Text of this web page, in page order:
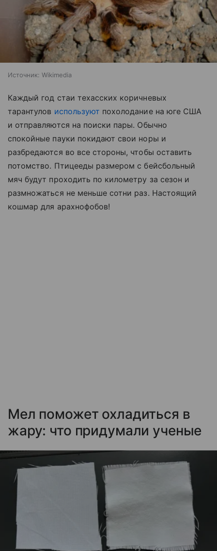
Источник: Wikimedia
Каждый год стаи техасских коричневых
тарантулов используют похолодание на юге США
и отправляются на поиски пары. Обычно
спокойные пауки покидают свои норы и
разбредаются во все стороны, чтобы оставить
потомство. Птицееды размером с бейсбольный
мяч будут проходить по километру за сезон и
размножаться не меньше сотни раз. Настоящий
кошмар для арахнофобов!
Мел поможет охладиться в
жару: что придумали ученые